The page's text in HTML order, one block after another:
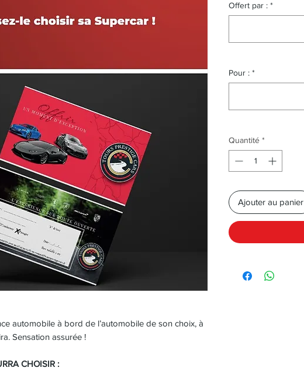
automobile à bord de l’automobile de son choix, à
Sensation assurée !
CHOISIR :
Offert par : *
Pour : *
Quantité *
Ajouter au panier